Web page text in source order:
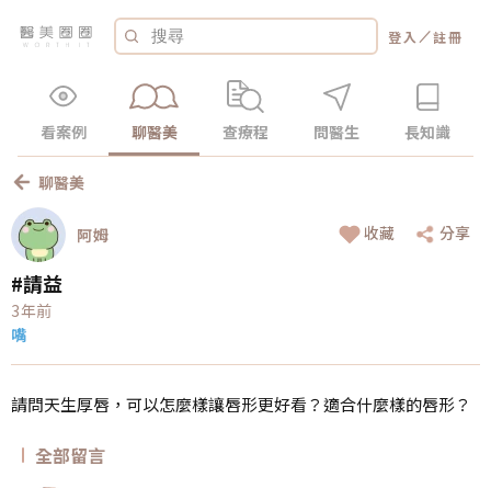
登入 ／註冊
看案例 聊醫美 查療程 問醫生 長知識
聊醫美
阿姆 收藏 分享
#請益
3年前
嘴
請問天生厚唇，可以怎麼樣讓唇形更好看？適合什麼樣的唇形？
全部留言